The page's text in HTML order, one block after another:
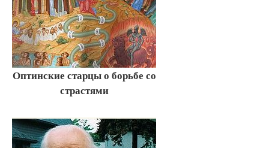
Оптинские старцы о борьбе со
страстями